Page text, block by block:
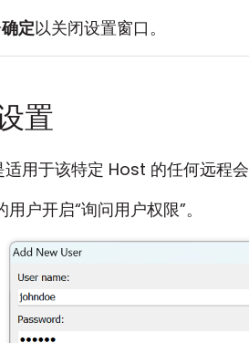
确定以关闭设置窗口。
置
用于该特定 Host 的任何远程
户开启“询问用户权限”。